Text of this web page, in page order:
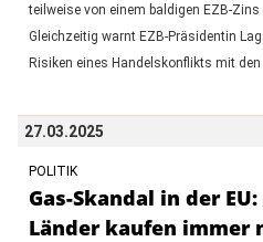
teilweise von einem baldigen EZB-
Gleichzeitig warnt EZB-Präsidentin
Risiken eines Handelskonflikts mit den
27.03.2025
POLITIK
Gas-Skandal in der
Länder kaufen immer